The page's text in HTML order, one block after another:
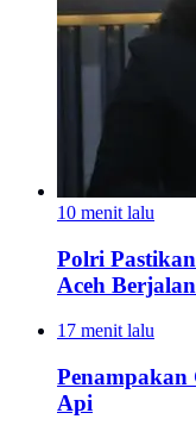
10 menit lalu
Polri
Aceh
17 menit lalu
Api